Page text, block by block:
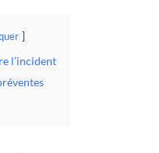
l’incident